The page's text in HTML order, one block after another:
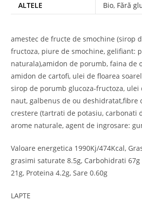
ALTELE Bio, Fără
amestec de fructe de smochine (sirop
fructoza, piure de smochine, gelifiant:
naturala),amidon de porumb, faina de
amidon de cartofi, ulei de floarea
sirop de porumb glucoza-fructoza, ulei
naut, galbenus de ou deshidratat,fibre
crestere (tartrati de potasiu, carbonati
arome naturale, agent de ingrosare:
Valoare energetica 1990Kj/474Kcal,
grasimi saturate 8.5g, Carbohidrati
21g, Proteina 4.2g, Sare 0.60g
LAPTE